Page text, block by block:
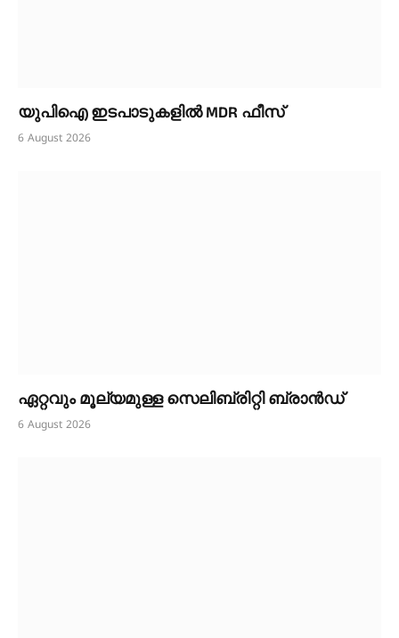
യുപിഐ ഇടപാടുകളിൽ MDR ഫീസ്
6 August 2026
ഏറ്റവും മൂല്യമുള്ള സെലിബ്രിറ്റി ബ്രാൻഡ്
6 August 2026